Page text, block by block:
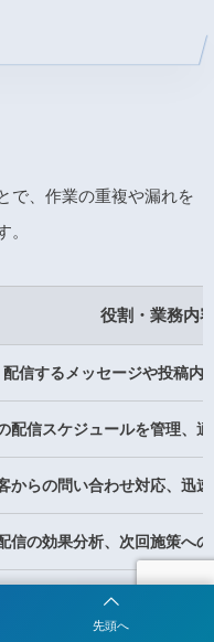
で、作業の重複や漏れを
。
役割・業務内
配信するメッセージや投稿内
配信スケジュールを管理、
からの問い合わせ対応、迅
信の効果分析、次回施策へ
先頭へ